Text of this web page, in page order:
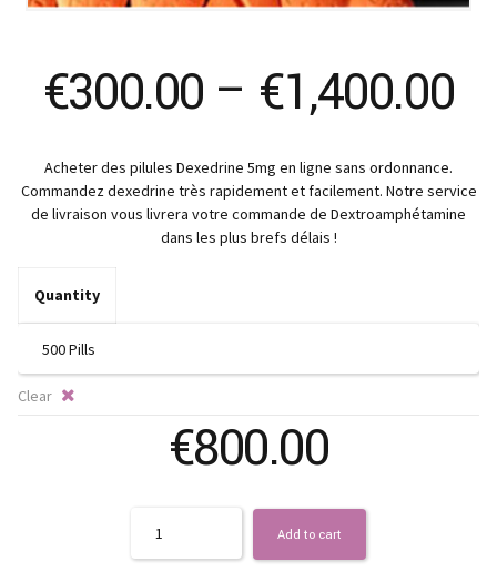
€300.00 – €1,400.00
Acheter des pilules Dexedrine 5mg en ligne sans ordonnance.
Commandez dexedrine très rapidement et facilement. Notre service
de livraison vous livrera votre commande de Dextroamphétamine
dans les plus brefs délais !
Quantity
Clear
€800.00
Add to cart